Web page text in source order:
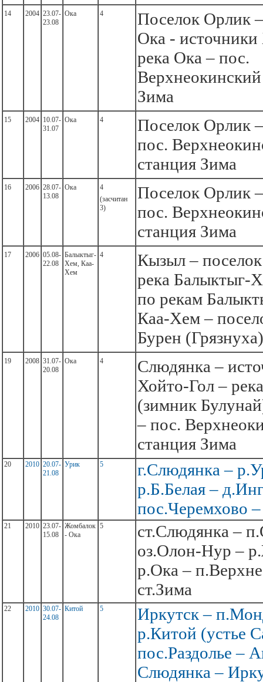
14 2004 23.07-
23.08
Ока 4
Поселок Орлик
Ока -
река Ока – пос.
Зима
15 2004 10.07-
31.07
Ока 4
Поселок Орлик
пос.
станция Зима
16 2006 28.07-
13.08
Ока
4
(засчитан
3)
Поселок Орлик
пос.
станция Зима
17 2006 05.08-
22.08
Балыктыг-
Хем, Каа-
Хем
4
Кызыл –
река Балыктыг-
по рекам
Каа-Хем –
Бурен
19 2008 31.07-
20.08
Ока 4
Слюдянка –
Хойто-Гол –
(зимник
– пос.
станция Зима
20 2010 20.07-
21.08
Урик 5
г.Слюдянка –
р.Б.Белая –
пос.Черемхово
21 2010 23.07-
15.08
Жомбалок
- Ока
5
ст.Слюдянка –
оз.Олон-Нур –
р.Ока –
ст.Зима
22 2010 30.07-
24.08
Китой 5
Иркутск –
р.Китой (устье
пос.Раздолье –
Слюдянка –